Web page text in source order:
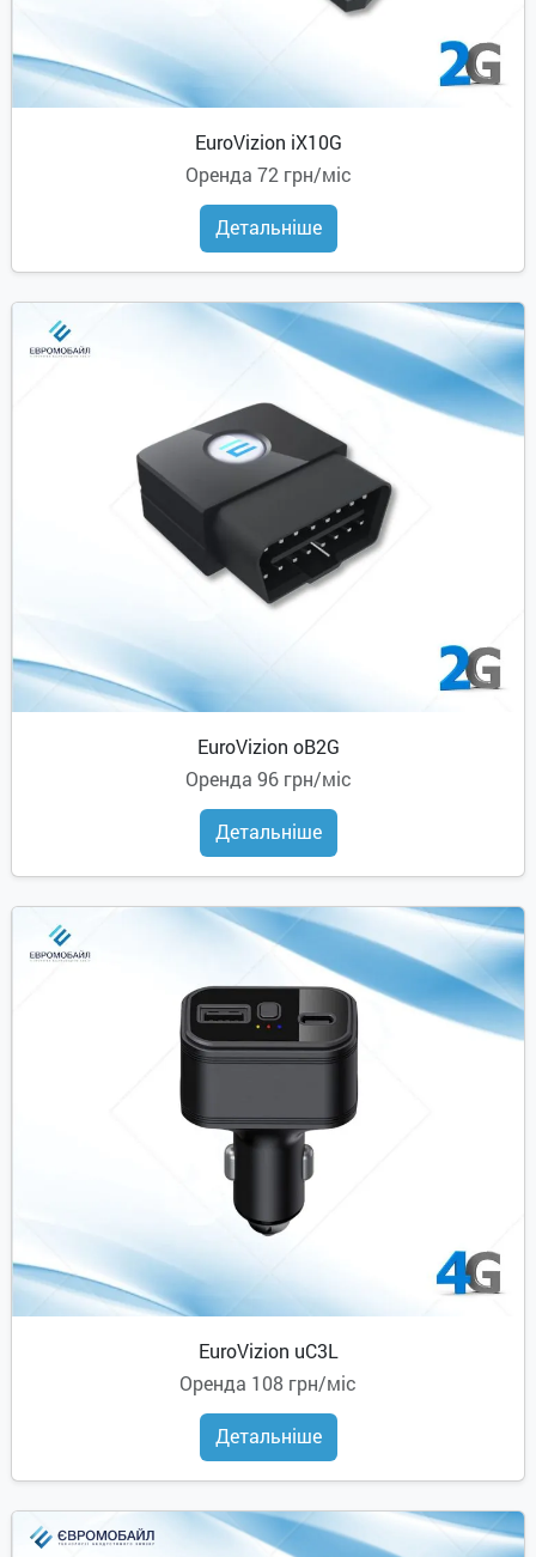
EuroVizion iX10G
Оренда 72 грн/міс
Детальніше
EuroVizion oB2G
Оренда 96 грн/міс
Детальніше
EuroVizion uC3L
Оренда 108 грн/міс
Детальніше